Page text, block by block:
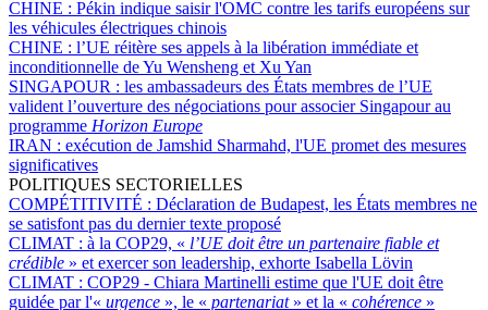
CHINE : Pékin indique saisir l'OMC contre les tarifs européens sur
les véhicules électriques chinois
CHINE : l’UE réitère ses appels à la libération immédiate et
inconditionnelle de Yu Wensheng et Xu Yan
SINGAPOUR : les ambassadeurs des États membres de l’UE
valident l’ouverture des négociations pour associer Singapour au
programme Horizon Europe
IRAN : exécution de Jamshid Sharmahd, l'UE promet des mesures
significatives
POLITIQUES SECTORIELLES
COMPÉTITIVITÉ : Déclaration de Budapest, les États membres ne
se satisfont pas du dernier texte proposé
CLIMAT : à la COP29, « l’UE doit être un partenaire fiable et
crédible » et exercer son leadership, exhorte Isabella Lövin
CLIMAT : COP29 - Chiara Martinelli estime que l'UE doit être
guidée par l'« urgence », le « partenariat » et la « cohérence »